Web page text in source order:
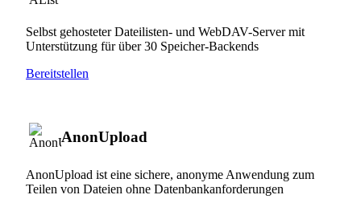
Selbst gehosteter Dateilisten- und WebDAV-Server mit
Unterstützung für über 30 Speicher-Backends
Bereitstellen
AnonUpload
AnonUpload ist eine sichere, anonyme Anwendung zum
Teilen von Dateien ohne Datenbankanforderungen